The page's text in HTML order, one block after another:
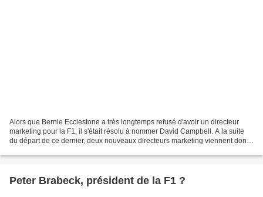
Alors que Bernie Ecclestone a très longtemps refusé d'avoir un directeur
marketing pour la F1, il s'était résolu à nommer David Campbell. A la suite
du départ de ce dernier, deux nouveaux directeurs marketing viennent donc
Peter Brabeck, président de la F1 ?